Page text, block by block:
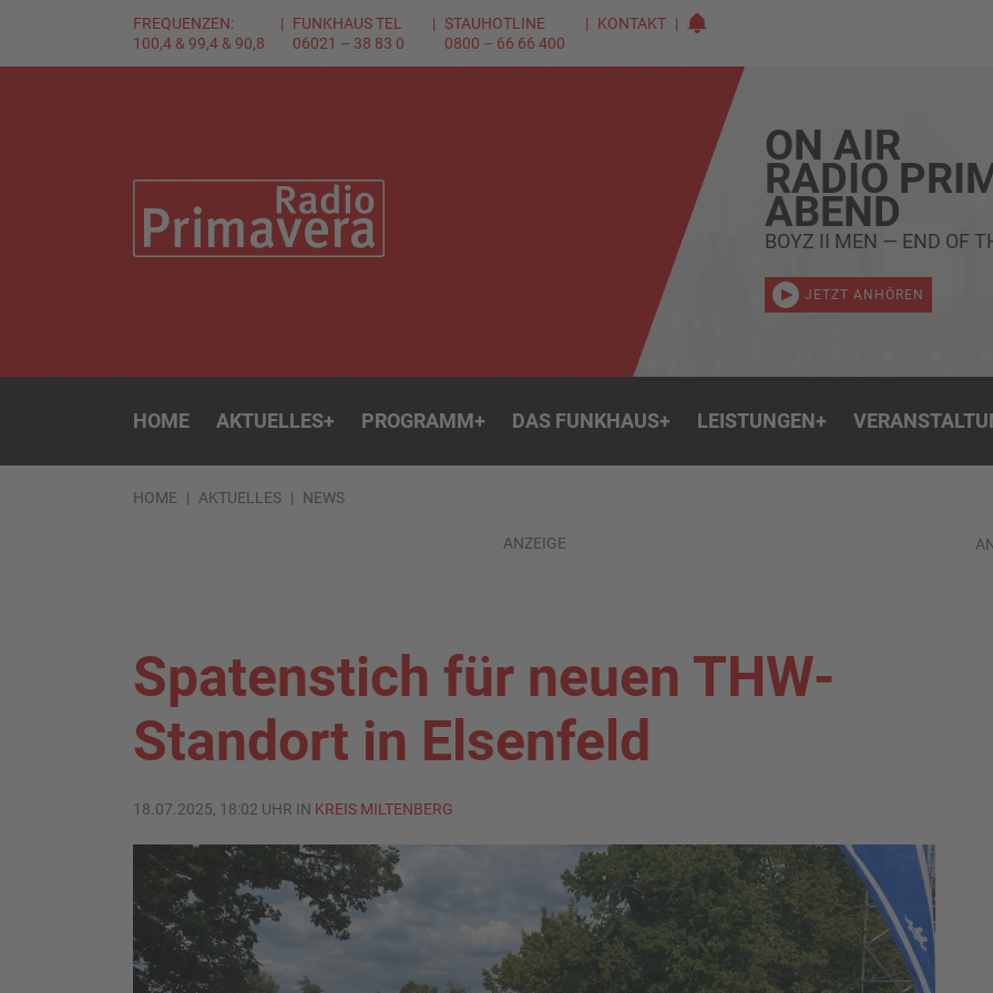
FREQUENZEN:
100,4 & 99,4 & 90,8
FUNKHAUS TEL
06021 – 38 83 0
STAUHOTLINE
0800 – 66 66 400
KONTAKT
ON AIR
RADIO
ABEND
BOYZ II MEN — END OF
JETZT ANHÖREN
HOME AKTUELLES+ PROGRAMM+ DAS FUNKHAUS+ LEISTUNGEN+
HOME AKTUELLES NEWS
ANZEIGE
Spatenstich für neuen THW-
Standort in Elsenfeld
18.07.2025, 18:02 UHR IN KREIS MILTENBERG